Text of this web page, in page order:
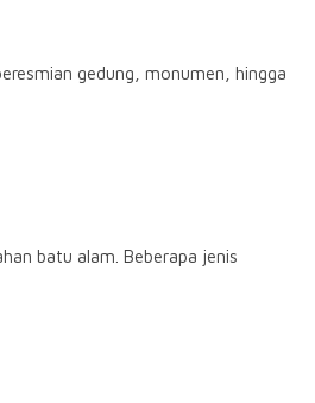
gedung, monumen, hingga
batu alam. Beberapa jenis